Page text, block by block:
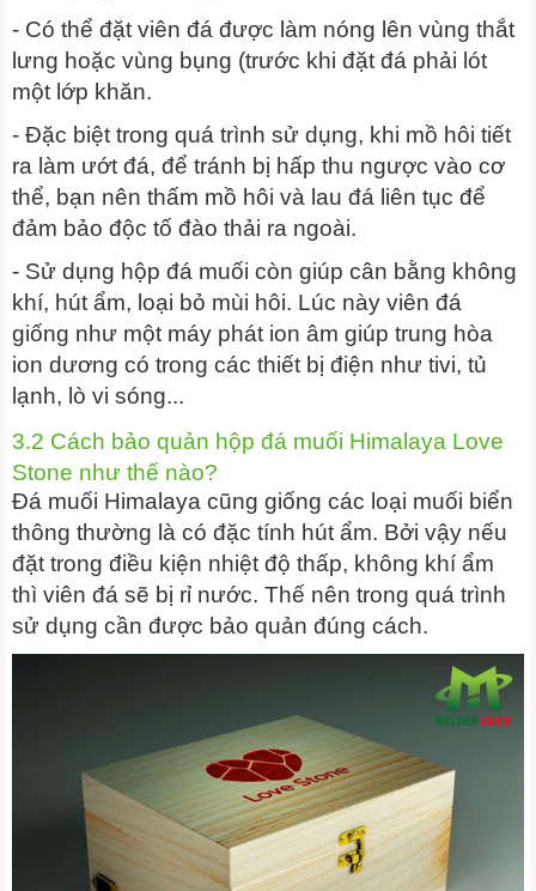
- Có thể đặt viên đá được làm nóng lên vùng thắt
lưng hoặc vùng bụng (trước khi đặt đá phải lót
một lớp khăn.
- Đặc biệt trong quá trình sử dụng, khi mồ hôi tiết
ra làm ướt đá, để tránh bị hấp thu ngược vào cơ
thể, bạn nên thấm mồ hôi và lau đá liên tục để
đảm bảo độc tố đào thải ra ngoài.
- Sử dụng hộp đá muối còn giúp cân bằng không
khí, hút ẩm, loại bỏ mùi hôi. Lúc này viên đá
giống như một máy phát ion âm giúp trung hòa
ion dương có trong các thiết bị điện như tivi, tủ
lạnh, lò vi sóng...
3.2 Cách bảo quản hộp đá muối Himalaya Love
Stone như thế nào?
Đá muối Himalaya cũng giống các loại muối biển
thông thường là có đặc tính hút ẩm. Bởi vậy nếu
đặt trong điều kiện nhiệt độ thấp, không khí ẩm
thì viên đá sẽ bị rỉ nước. Thế nên trong quá trình
sử dụng cần được bảo quản đúng cách.